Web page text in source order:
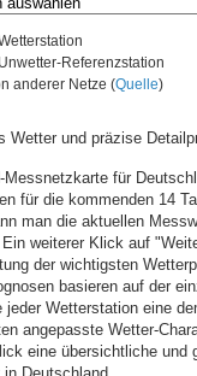
Referenzstation
anderer Netze (Quelle)
Wetter und präzise
Messnetzkarte für
für die kommenden 14
man die aktuellen
weiterer Klick auf
der wichtigsten
basieren auf der
jeder Wetterstation eine
angepasste Wetter-
eine übersichtliche und